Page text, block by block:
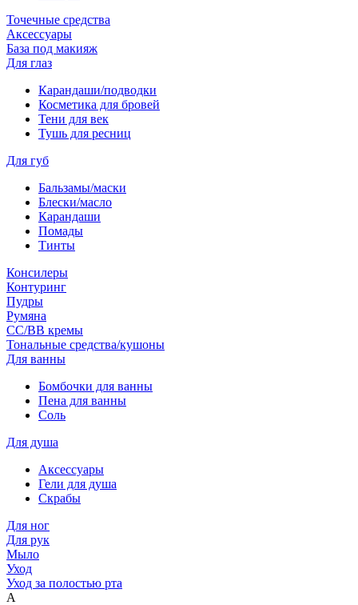
Точечные средства
Аксессуары
База под макияж
Для глаз
Карандаши/подводки
Косметика для бровей
Тени для век
Тушь для ресниц
Для губ
Бальзамы/маски
Блески/масло
Карандаши
Помады
Тинты
Консилеры
Контуринг
Пудры
Румяна
СС/ВВ кремы
Тональные средства/кушоны
Для ванны
Бомбочки для ванны
Пена для ванны
Соль
Для душа
Аксессуары
Гели для душа
Скрабы
Для ног
Для рук
Мыло
Уход
Уход за полостью рта
A